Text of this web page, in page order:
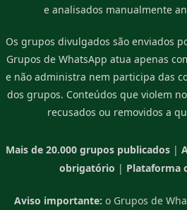
e analisados manualmente
Os grupos divulgados são enviados
Grupos de WhatsApp atua apenas
e não administra nem participa das
dos grupos. Conteúdos que violem
recusados ou removidos a
Mais de 20.000 grupos publicados|
obrigatório | Plataforma
Aviso importante: o Grupos de